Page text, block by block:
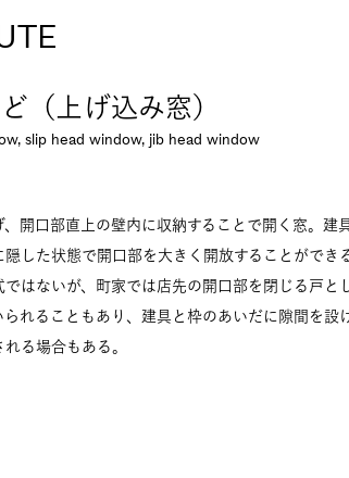
（上げ込み窓）
slip head window, jib head window
開口部直上の壁内に収納することで開く窓。建
した状態で開口部を大きく開放することができる
はないが、町家では店先の開口部を閉じる戸と
れることもあり、建具と枠のあいだに隙間を
る場合もある。